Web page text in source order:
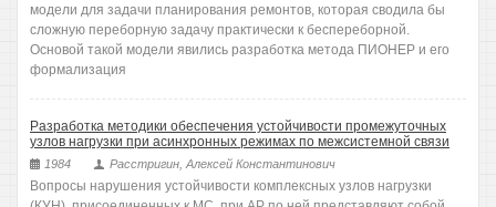
модели для задачи планирования ремонтов, которая сводила бы
сложную переборную задачу практически к беспереборной.
Основой такой модели явились разработка метода ПИОНЕР и его
формализация
Разработка методики обеспечения устойчивости промежуточных
узлов нагрузки при асинхронных режимах по межсистемной связи
1984 Расстригин, Алексей Константинович
Вопросы нарушения устойчивости комплексных узлов нагрузки